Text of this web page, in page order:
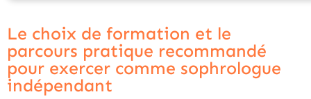
Le choix de formation et le
parcours pratique recommandé
pour exercer comme sophrologue
indépendant